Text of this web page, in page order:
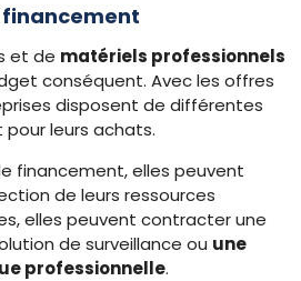
financement
et de matériels professionnels
conséquent. Avec les offres
disposent de différentes
leurs achats.
financement, elles peuvent
de leurs ressources
elles peuvent contracter une
de surveillance ou une
professionnelle.